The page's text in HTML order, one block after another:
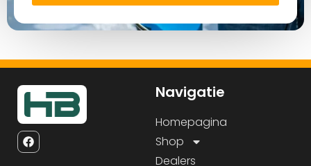
Navigatie
Homepagina
Shop
Dealers